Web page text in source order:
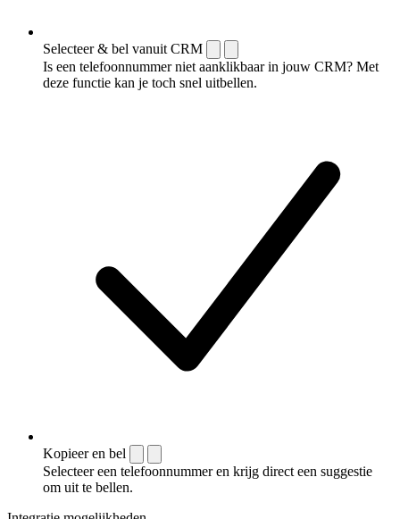
Selecteer & bel vanuit CRM
Is een telefoonnummer niet aanklikbaar in jouw CRM? Met
deze functie kan je toch snel uitbellen.
Kopieer en bel
Selecteer een telefoonnummer en krijg direct een suggestie
om uit te bellen.